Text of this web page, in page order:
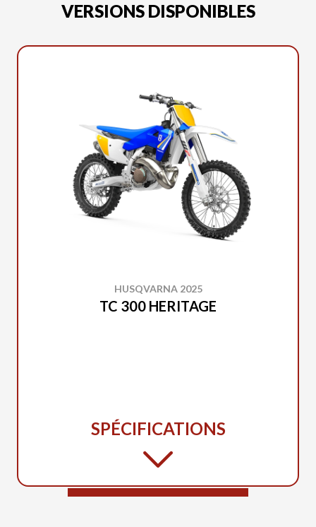
VERSIONS DISPONIBLES
HUSQVARNA 2025
TC 300 HERITAGE
SPÉCIFICATIONS